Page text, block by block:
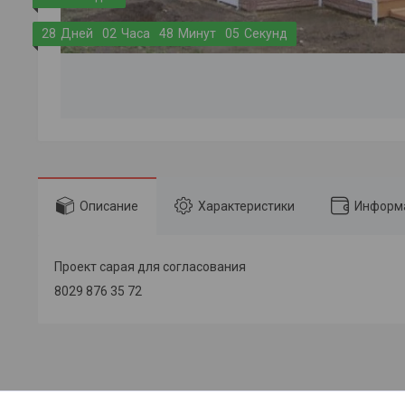
28 Дней 02 Часа 48 Минут 05 Секунд
Описание Характеристики
Проект сарая для согласования
8029 876 35 72